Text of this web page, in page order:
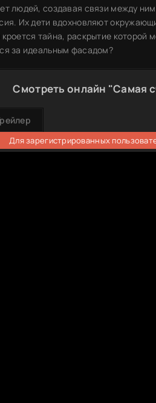
людей, создавая связи между
Их дети вдохновляют
тайна, раскрытие которой
за идеальным фасадом?
Смотреть онлайн "Самая
Для зарегистрированных